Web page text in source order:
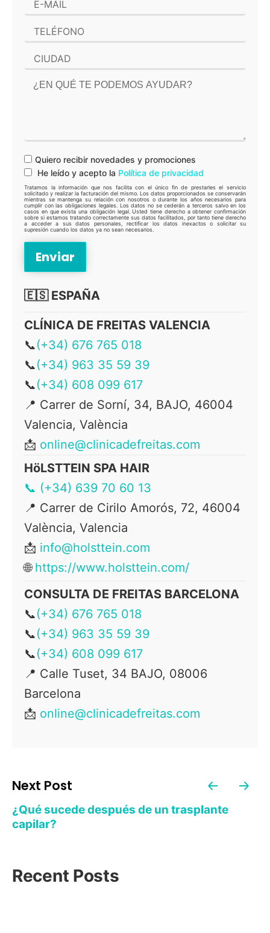
Quiero recibir novedades y promociones
He leído y acepto la Política de privacidad
Tratamos la información que nos facilita con el único fin de prestarles el servicio
solicitado y realizar la facturación del mismo. Los datos proporcionados se conservarán
mientras se mantenga su relación con nosotros o durante los años necesarios para
cumplir con las obligaciones legales. Los datos no se cederán a terceros salvo en los
casos en que exista una obligación legal. Usted tiene derecho a obtener confirmación
sobre si estamos tratando correctamente sus datos facilitados, por tanto tiene derecho
a acceder a sus datos personales, rectificar los datos inexactos o solicitar su
supresión cuando los datos ya no sean necesarios.
🇪🇸 ESPAÑA
CLÍNICA DE FREITAS VALENCIA
📞(+34) 676 765 018
📞(+34) 963 35 59 39
📞(+34) 608 099 617
📍 Carrer de Sorní, 34, BAJO, 46004
Valencia, València
📩 online@clinicadefreitas.com
HöLSTTEIN SPA HAIR
📞 (+34) 639 70 60 13
📍 Carrer de Cirilo Amorós, 72, 46004
València, Valencia
📩 info@holsttein.com
🌐 https://www.holsttein.com/
CONSULTA DE FREITAS BARCELONA
📞(+34) 676 765 018
📞(+34) 963 35 59 39
📞(+34) 608 099 617
📍 Calle Tuset, 34 BAJO, 08006
Barcelona
📩 online@clinicadefreitas.com
Next Post
¿Qué sucede después de un trasplante
capilar?
Recent Posts